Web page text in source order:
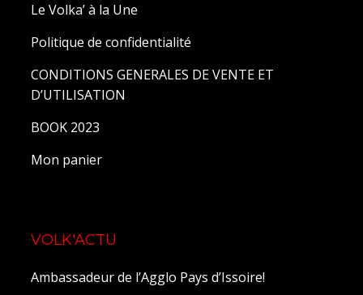
Le Volka’ à la Une
Politique de confidentialité
CONDITIONS GENERALES DE VENTE ET
D’UTILISATION
BOOK 2023
Mon panier
VOLK'ACTU
Ambassadeur de l’Agglo Pays d’Issoire!